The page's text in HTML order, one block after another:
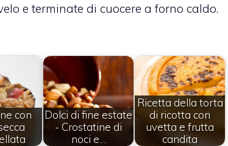
e terminate di cuocere a forno caldo.
con
Dolci di fine estate
- Crostatine di
noci e…
Ricetta della torta
di ricotta con
uvetta e frutta
candita